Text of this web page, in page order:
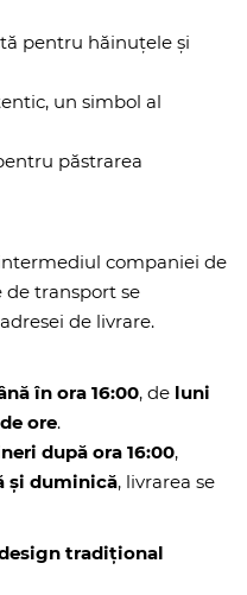
pentru hăinuțele și
un simbol al
păstrarea
companiei de
de transport se
de livrare.
în ora 16:00, de luni
ore.
după ora 16:00,
și duminică, livrarea se
tradițional